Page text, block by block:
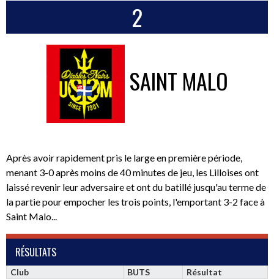
2
SAINT MALO
Après avoir rapidement pris le large en première période,
menant 3-0 après moins de 40 minutes de jeu, les Lilloises ont
laissé revenir leur adversaire et ont du batillé jusqu'au terme de
la partie pour empocher les trois points, l'emportant 3-2 face à
Saint Malo...
RÉSULTATS
Club BUTS
Résultat